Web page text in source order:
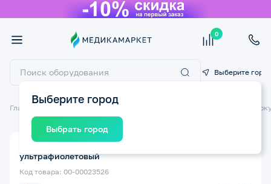
0
Выберите город
Выберите город
Выбрать город
Главная Медицинские приборы Облучатели бактерицидные/
Код товара: 00-00023526
ультрафиолетовый